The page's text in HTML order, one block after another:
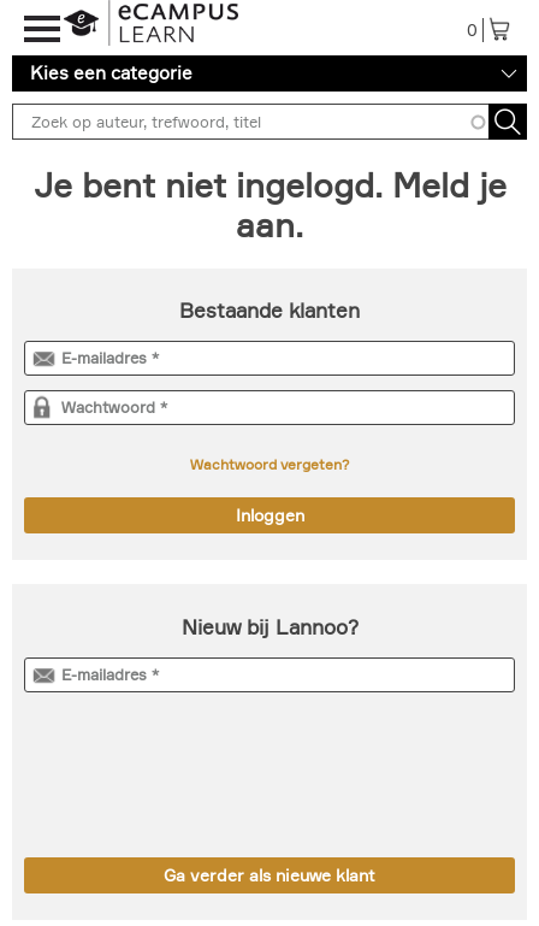
Overslaan en naar de inhoud gaan
0
Kies een categorie
Je bent niet ingelogd. Meld je
aan.
Bestaande klanten
Wachtwoord vergeten?
Nieuw bij Lannoo?